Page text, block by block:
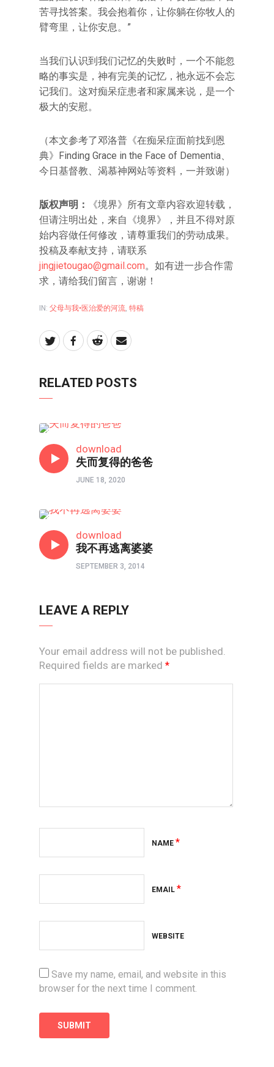
苦寻找答案。我会抱着你，让你躺在你牧人的
臂弯里，让你安息。”
当我们认识到我们记忆的失败时，一个不能忽
略的事实是，神有完美的记忆，祂永远不会忘
记我们。这对痴呆症患者和家属来说，是一个
极大的安慰。
（本文参考了邓洛普《在痴呆症面前找到恩
典》Finding Grace in the Face of Dementia、
今日基督教、渴慕神网站等资料，一并致谢）
版权声明：
《境界》所有文章内容欢迎转载，
但请注明出处，来自《境界》，并且不得对原
始内容做任何修改，请尊重我们的劳动成果。
投稿及奉献支持，请联系
jingjietougao@gmail.com。如有进一步合作需
求，请给我们留言，谢谢！
IN: 父母与我•医治爱的河流, 特稿
RELATED POSTS
download
失而复得的爸爸
JUNE 18, 2020
download
我不再逃离婆婆
SEPTEMBER 3, 2014
LEAVE A REPLY
Your email address will not be published.
Required fields are marked *
NAME *
EMAIL *
WEBSITE
Save my name, email, and website in this
browser for the next time I comment.